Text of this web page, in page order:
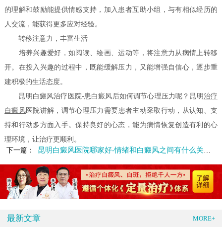
的理解和鼓励能提供情感支持，加入患者互助小组，与有相似经历的
人交流，能获得更多应对经验。
转移注意力，丰富生活
培养兴趣爱好，如阅读、绘画、运动等，将注意力从病情上转移
开。在投入兴趣的过程中，既能缓解压力，又能增强自信心，逐步重
建积极的生活态度。
昆明白癜风治疗医院-患白癜风后如何调节心理压力呢？昆明治疗
白癜风 医院讲解，调节心理压力需要患者主动采取行动，从认知、支
持和行动多方面入手。保持良好的心态，能为病情恢复创造有利的心
理环境，让治疗更顺利。
下一篇：
昆明白癜风医院哪家好-情绪和白癜风之间有什么关联呢
最新文章 MORE+